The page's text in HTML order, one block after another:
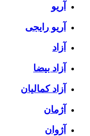
آریو
آریو رایجی
آزاد
آزاد بیضا
آزاد کمالیان
آژمان
آژوان